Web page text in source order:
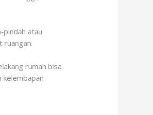
pindah atau
ruangan.
rumah bisa
kelembapan